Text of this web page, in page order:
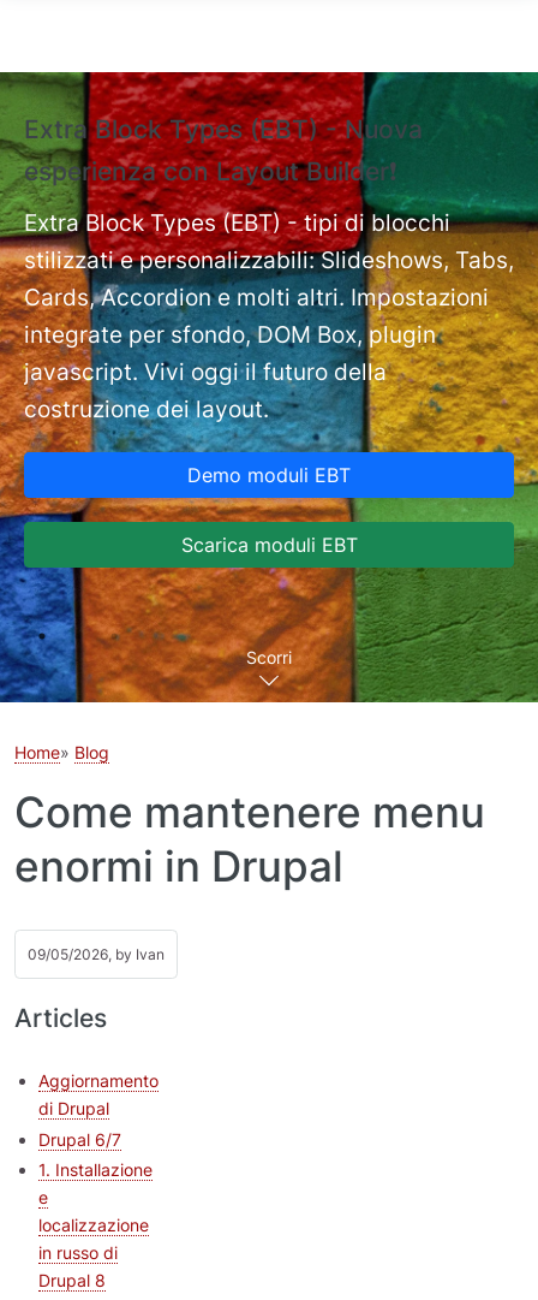
Extra Block Types (EBT) - Nuova
esperienza con Layout Builder❗
Extra Block Types (EBT) - tipi di blocchi
stilizzati e personalizzabili: Slideshows, Tabs,
Cards, Accordion e molti altri. Impostazioni
integrate per sfondo, DOM Box, plugin
javascript. Vivi oggi il futuro della
costruzione dei layout.
Demo moduli EBT
Scarica moduli EBT
Scorri
Home Blog
Come mantenere menu
enormi in Drupal
09/05/2026, by Ivan
Articles
Aggiornamento
di Drupal
Drupal 6/7
1. Installazione
e
localizzazione
in russo di
Drupal 8